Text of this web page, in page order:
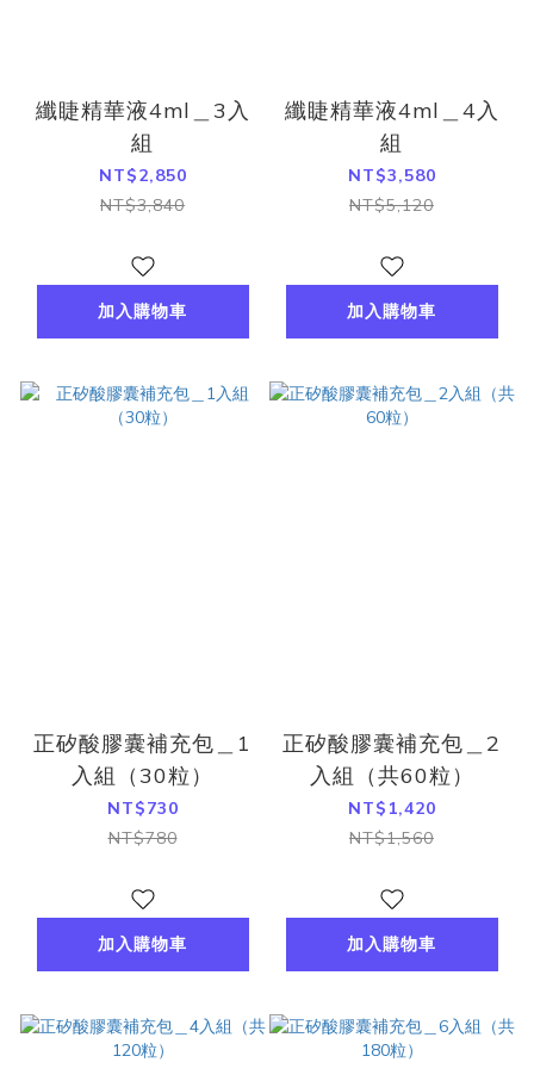
纖睫精華液4ml＿3入
組
NT$2,850
NT$3,840
加入購物車
纖睫精華液4ml＿4入
組
NT$3,580
NT$5,120
加入購物車
正矽酸膠囊補充包＿1
入組（30粒）
NT$730
NT$780
加入購物車
正矽酸膠囊補充包＿2
入組（共60粒）
NT$1,420
NT$1,560
加入購物車